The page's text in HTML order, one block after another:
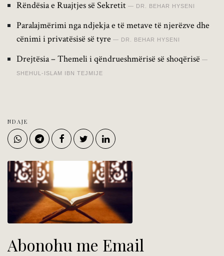
Rëndësia e Ruajtjes së Sekretit DR. BEHAR HYSENI
Paralajmërimi nga ndjekja e të metave të njerëzve dhe
cënimi i privatësisë së tyre
DR. BEHAR HYSENI
Drejtësia – Themeli i qëndrueshmërisë së shoqërisë
SHEHUL-ISLAM IBN TEJMIJE
NDAJE
Abonohu me Email